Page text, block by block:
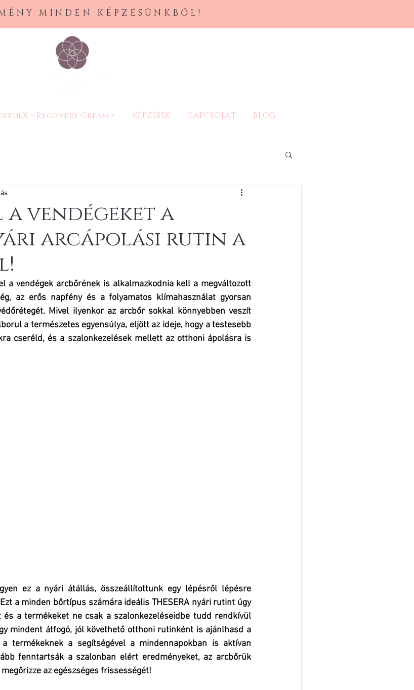
MINDEN KÉPZÉSÜNKBŐL!
- Recovery Cream + KÉPZÉSEK KAPCSOLAT BLOG
a vendégeket a
arcápolási rutin a
a vendégek arcbőrének is alkalmazkodnia kell a megváltozott
az erős napfény és a folyamatos klímahasználat gyorsan
Mivel ilyenkor az arcbőr sokkal könnyebben veszít
a természetes egyensúlya, eljött az ideje, hogy a testesebb
cseréld, és a szalonkezelések mellett az otthoni ápolásra is
ez a nyári átállás, összeállítottunk egy lépésről lépésre
a minden bőrtípus számára ideális THESERA nyári rutint úgy
a termékeket ne csak a szalonkezeléseidbe tudd rendkívül
mindent átfogó, jól követhető otthoni rutinként is ajánlhasd a
termékeknek a segítségével a mindennapokban is aktívan
fenntartsák a szalonban elért eredményeket, az arcbőrük
az egészséges frissességét!